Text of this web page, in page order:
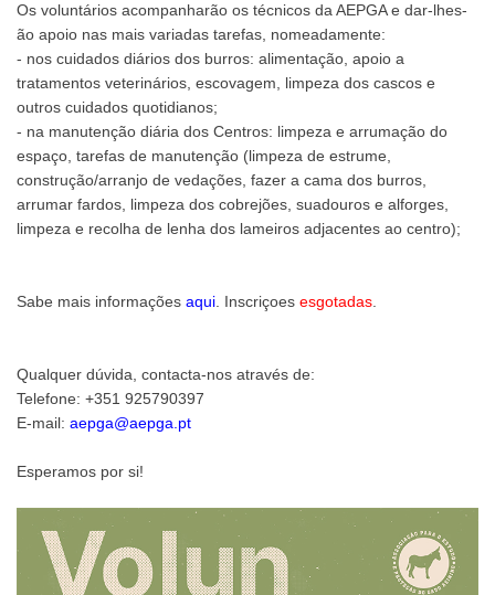
Os voluntários acompanharão os técnicos da AEPGA e dar-lhes-
ão apoio nas mais variadas tarefas, nomeadamente:
- nos cuidados diários dos burros: alimentação, apoio a
tratamentos veterinários, escovagem, limpeza dos cascos e
outros cuidados quotidianos;
- na manutenção diária dos Centros: limpeza e arrumação do
espaço, tarefas de manutenção (limpeza de estrume,
construção/arranjo de vedações, fazer a cama dos burros,
arrumar fardos, limpeza dos cobrejões, suadouros e alforges,
limpeza e recolha de lenha dos lameiros adjacentes ao centro);
Sabe mais informações aqui . Inscriçoes esgotadas
Qualquer dúvida, contacta-nos através de:
Telefone: +351 925790397
E-mail: aepga@aepga.pt
Esperamos por si!